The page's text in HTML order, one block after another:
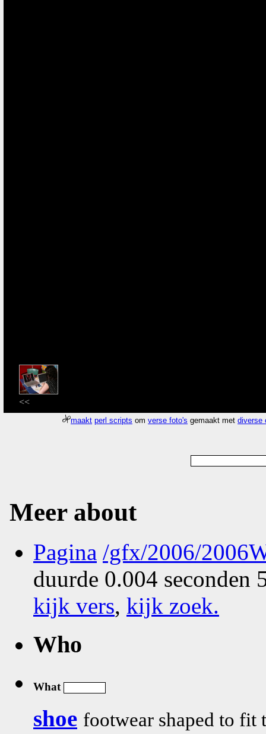
<<
maakt perl scripts omverse foto's gemaakt metdiverse
Meer about
Pagina /gfx/2006/
duurde 0.004 seconden
kijk vers, kijk zoek.
Who
What
shoe footwear shaped to fit